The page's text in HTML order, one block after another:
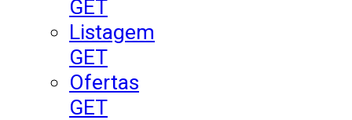
GET
Listagem
GET
Ofertas
GET